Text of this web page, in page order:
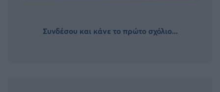
Συνδέσου και κάνε το πρώτο σχόλιο...